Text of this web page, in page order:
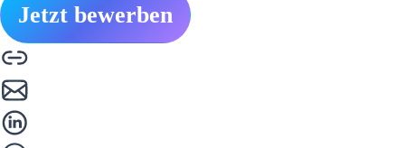
Jetzt bewerben